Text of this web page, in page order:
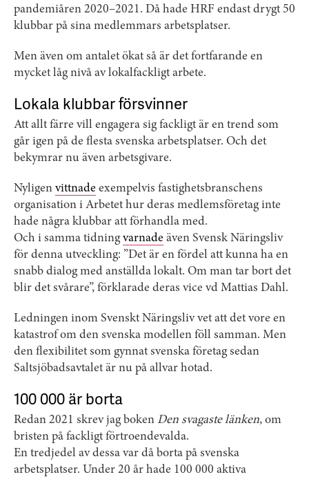
pandemiåren 2020–2021. Då hade HRF endast drygt 50
klubbar på sina medlemmars arbetsplatser.
Men även om antalet ökat så är det fortfarande en
mycket låg nivå av lokalfackligt arbete.
Lokala klubbar försvinner
Att allt färre vill engagera sig fackligt är en trend som
går igen på de flesta svenska arbetsplatser. Och det
bekymrar nu även arbetsgivare.
Nyligen vittnade exempelvis fastighetsbranschens
organisation i Arbetet hur deras medlemsföretag inte
hade några klubbar att förhandla med.
Och i samma tidningvarnade även Svensk Näringsliv
för denna utveckling: ”Det är en fördel att kunna ha en
snabb dialog med anställda lokalt. Om man tar bort det
blir det svårare”, förklarade deras vice vd Mattias Dahl.
Ledningen inom Svenskt Näringsliv vet att det vore en
katastrof om den svenska modellen föll samman. Men
den flexibilitet som gynnat svenska företag sedan
Saltsjöbadsavtalet är nu på allvar hotad.
100 000 är borta
Redan 2021 skrev jag boken Den svagaste länken, om
bristen på fackligt förtroendevalda.
En tredjedel av dessa var då borta på svenska
arbetsplatser. Under 20 år hade 100 000 aktiva